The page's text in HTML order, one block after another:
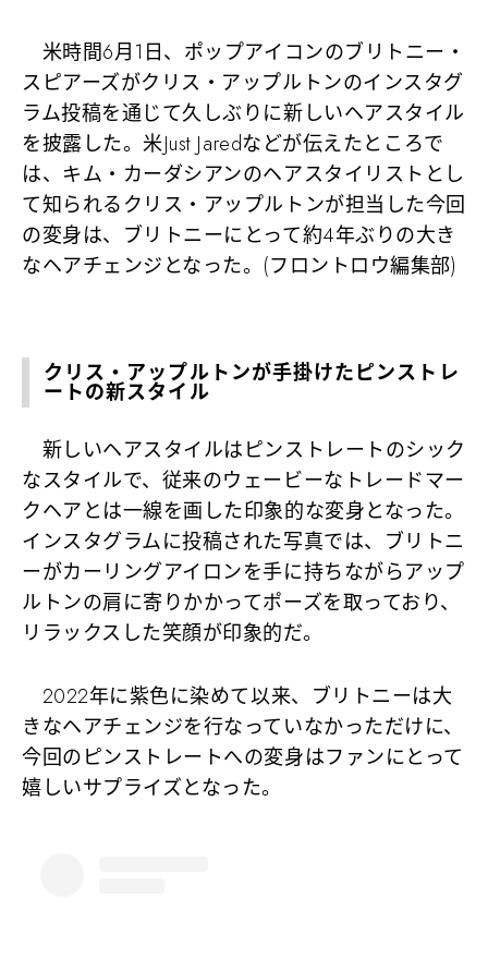
米時間6月1日、ポップアイコンのブリトニー・
スピアーズがクリス・アップルトンのインスタグ
ラム投稿を通じて久しぶりに新しいヘアスタイル
を披露した。米Just Jaredなどが伝えたところで
は、キム・カーダシアンのヘアスタイリストとし
て知られるクリス・アップルトンが担当した今回
の変身は、ブリトニーにとって約4年ぶりの大き
なヘアチェンジとなった。(フロントロウ編集部)
クリス・アップルトンが手掛けたピンストレ
ートの新スタイル
新しいヘアスタイルはピンストレートのシック
なスタイルで、従来のウェービーなトレードマー
クヘアとは一線を画した印象的な変身となった。
インスタグラムに投稿された写真では、ブリトニ
ーがカーリングアイロンを手に持ちながらアップ
ルトンの肩に寄りかかってポーズを取っており、
リラックスした笑顔が印象的だ。
2022年に紫色に染めて以来、ブリトニーは大
きなヘアチェンジを行なっていなかっただけに、
今回のピンストレートへの変身はファンにとって
嬉しいサプライズとなった。